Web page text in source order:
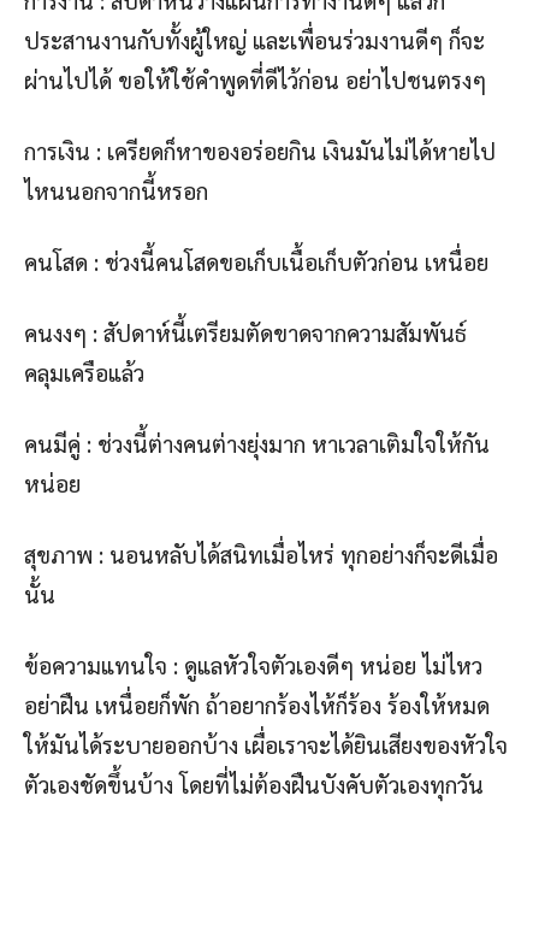
ประสานงานกับทั้งผู้ใหญ่ และเพื่อนร่วมงานดีๆ ก็จะ
ผ่านไปได้ ขอให้ใช้คำพูดที่ดีไว้ก่อน อย่าไปชนตรงๆ
การเงิน : เครียดก็หาของอร่อยกิน เงินมันไม่ได้หายไป
ไหนนอกจากนี้หรอก
คนโสด : ช่วงนี้คนโสดขอเก็บเนื้อเก็บตัวก่อน เหนื่อย
คนงงๆ : สัปดาห์นี้เตรียมตัดขาดจากความสัมพันธ์
คลุมเครือแล้ว
คนมีคู่ : ช่วงนี้ต่างคนต่างยุ่งมาก หาเวลาเติมใจให้กัน
หน่อย
สุขภาพ : นอนหลับได้สนิทเมื่อไหร่ ทุกอย่างก็จะดีเมื่อ
นั้น
ข้อความแทนใจ : ดูแลหัวใจตัวเองดีๆ หน่อย ไม่ไหว
อย่าฝืน เหนื่อยก็พัก ถ้าอยากร้องไห้ก็ร้อง ร้องให้หมด
ให้มันได้ระบายออกบ้าง เผื่อเราจะได้ยินเสียงของหัวใจ
ตัวเองชัดขึ้นบ้าง โดยที่ไม่ต้องฝืนบังคับตัวเองทุกวัน